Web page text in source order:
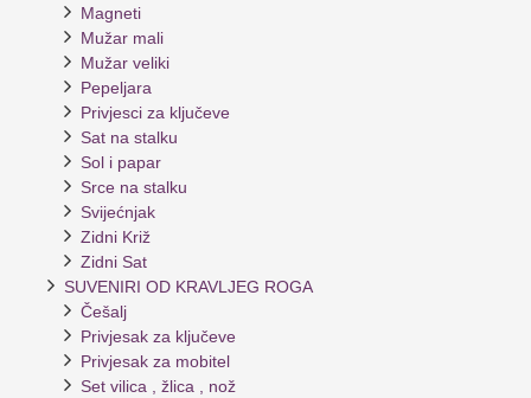
Magneti
Mužar mali
Mužar veliki
Pepeljara
Privjesci za ključeve
Sat na stalku
Sol i papar
Srce na stalku
Svijećnjak
Zidni Križ
Zidni Sat
SUVENIRI OD KRAVLJEG ROGA
Češalj
Privjesak za ključeve
Privjesak za mobitel
Set vilica , žlica , nož